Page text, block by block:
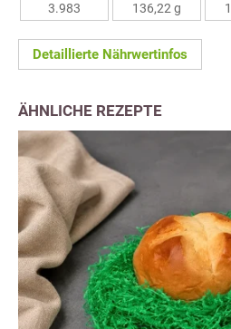
3.983
136,22 g
Detaillierte Nährwertinfos
ÄHNLICHE REZEPTE